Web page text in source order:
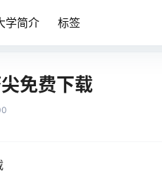
学简介 标签
免费下载